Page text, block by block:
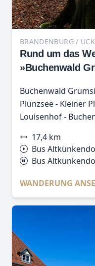
BRANDENBURG /
Rund um das
»Buchenwald
Buchenwald
Plunzsee - Kleiner
Louisenhof -
17,4 km
Bus
Bus
WANDERUNG